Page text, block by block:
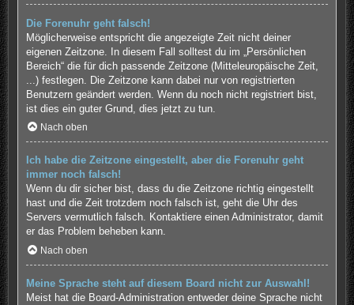
Die Forenuhr geht falsch!
Möglicherweise entspricht die angezeigte Zeit nicht deiner
eigenen Zeitzone. In diesem Fall solltest du im „Persönlichen
Bereich“ die für dich passende Zeitzone (Mitteleuropäische Zeit,
...) festlegen. Die Zeitzone kann dabei nur von registrierten
Benutzern geändert werden. Wenn du noch nicht registriert bist,
ist dies ein guter Grund, dies jetzt zu tun.
Nach oben
Ich habe die Zeitzone eingestellt, aber die Forenuhr geht
immer noch falsch!
Wenn du dir sicher bist, dass du die Zeitzone richtig eingestellt
hast und die Zeit trotzdem noch falsch ist, geht die Uhr des
Servers vermutlich falsch. Kontaktiere einen Administrator, damit
er das Problem beheben kann.
Nach oben
Meine Sprache steht auf diesem Board nicht zur Auswahl!
Meist hat die Board-Administration entweder deine Sprache nicht